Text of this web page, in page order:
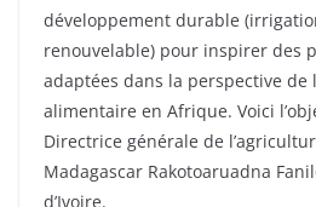
développement durable
renouvelable) pour inspirer des
adaptées dans la perspective de
alimentaire en Afrique. Voici
Directrice générale de
Madagascar Rakotoaruadna
d’Ivoire.